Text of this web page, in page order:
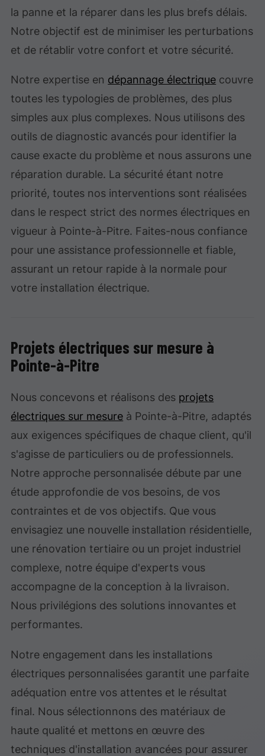
la panne et la réparer dans les plus brefs délais.
Notre objectif est de minimiser les perturbations
et de rétablir votre confort et votre sécurité.
Notre expertise en dépannage électrique couvre
toutes les typologies de problèmes, des plus
simples aux plus complexes. Nous utilisons des
outils de diagnostic avancés pour identifier la
cause exacte du problème et nous assurons une
réparation durable. La sécurité étant notre
priorité, toutes nos interventions sont réalisées
dans le respect strict des normes électriques en
vigueur à Pointe-à-Pitre. Faites-nous confiance
pour une assistance professionnelle et fiable,
assurant un retour rapide à la normale pour
votre installation électrique.
Projets électriques sur mesure à
Pointe-à-Pitre
Nous concevons et réalisons des projets
électriques sur mesure à Pointe-à-Pitre, adaptés
aux exigences spécifiques de chaque client, qu'il
s'agisse de particuliers ou de professionnels.
Notre approche personnalisée débute par une
étude approfondie de vos besoins, de vos
contraintes et de vos objectifs. Que vous
envisagiez une nouvelle installation résidentielle,
une rénovation tertiaire ou un projet industriel
complexe, notre équipe d'experts vous
accompagne de la conception à la livraison.
Nous privilégions des solutions innovantes et
performantes.
Notre engagement dans les installations
électriques personnalisées garantit une parfaite
adéquation entre vos attentes et le résultat
final. Nous sélectionnons des matériaux de
haute qualité et mettons en œuvre des
techniques d'installation avancées pour assurer